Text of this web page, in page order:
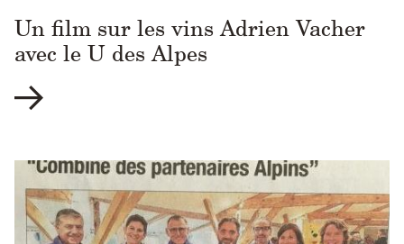
Un film sur les vins Adrien Vacher
avec le U des Alpes